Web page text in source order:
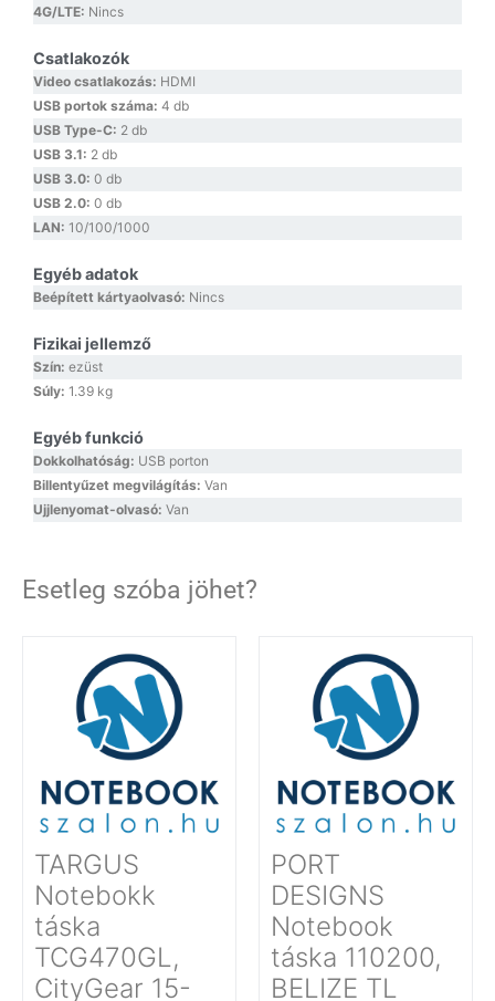
4G/LTE: Nincs
Csatlakozók
Video csatlakozás: HDMI
USB portok száma: 4 db
USB Type-C: 2 db
USB 3.1: 2 db
USB 3.0: 0 db
USB 2.0: 0 db
LAN: 10/100/1000
Egyéb adatok
Beépített kártyaolvasó: Nincs
Fizikai jellemző
Szín: ezüst
Súly: 1.39 kg
Egyéb funkció
Dokkolhatóság: USB porton
Billentyűzet megvilágítás: Van
Ujjlenyomat-olvasó: Van
Esetleg szóba jöhet?
TARGUS
Notebokk
táska
TCG470GL,
CityGear 15-
PORT
DESIGNS
Notebook
táska 110200,
BELIZE TL